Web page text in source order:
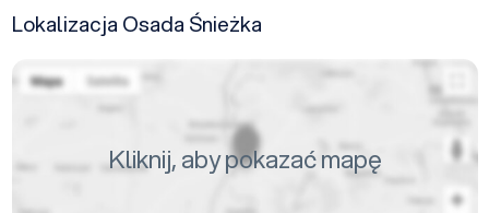
Lokalizacja Osada Śnieżka
Kliknij, aby pokazać mapę